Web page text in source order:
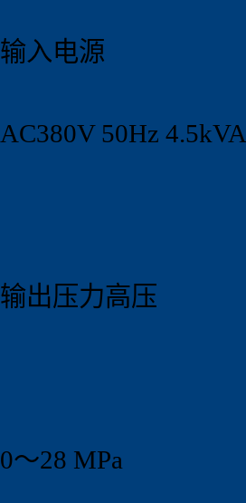
输入电源
AC380V 50Hz 4.5kVA
输出压力高压
0～28 MPa